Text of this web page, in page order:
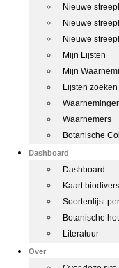
Nieuwe
Nieuwe
Nieuwe
Mijn Lijsten
Mijn
Lijsten zoeken
Waarnemers
Botanische
Dashboard
Dashboard
Kaart
Soortenlijst
Botanische
Literatuur
Over